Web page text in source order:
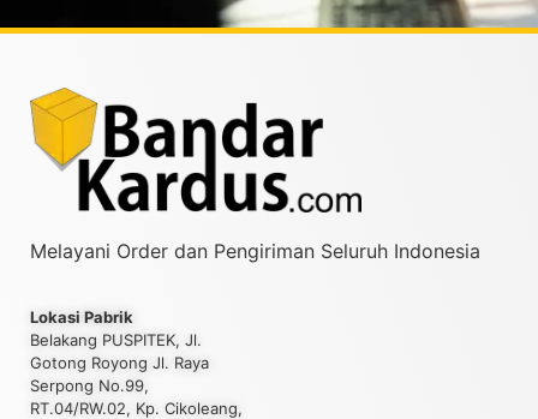
Melayani Order dan Pengiriman Seluruh Indonesia
Lokasi Pabrik
Belakang PUSPITEK, Jl.
Gotong Royong Jl. Raya
Serpong No.99,
RT.04/RW.02, Kp. Cikoleang,